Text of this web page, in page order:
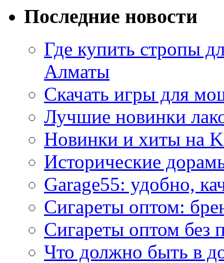
Последние новости
Где купить стропы
Алматы
Скачать игры для
Лучшие новинки
Новинки и хиты на
Исторические
Garage55: удобно,
Сигареты оптом:
Сигареты оптом без
Что должно быть в